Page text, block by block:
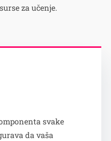
za učenje.
svake
da vaša